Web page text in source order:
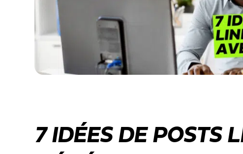
7 IDÉES DE POSTS